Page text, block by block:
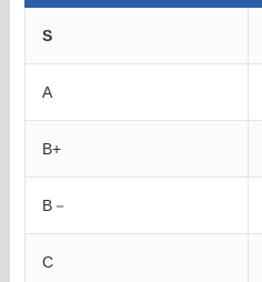
S
A
B+
B－
C